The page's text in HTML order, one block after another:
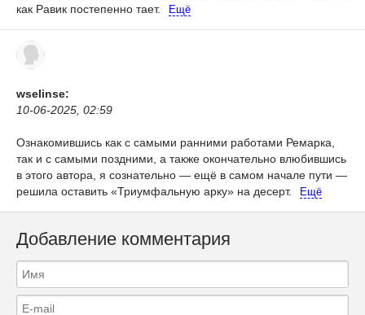
как Равик постепенно тает.
Ещё
wselinse:
10-06-2025, 02:59
Ознакомившись как с самыми ранними работами Ремарка,
так и с самыми поздними, а также окончательно влюбившись
в этого автора, я сознательно — ещё в самом начале пути —
решила оставить «Триумфальную арку» на десерт.
Ещё
Добавление комментария